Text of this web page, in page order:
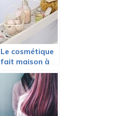
Le cosmétique
fait maison à
l’honneur